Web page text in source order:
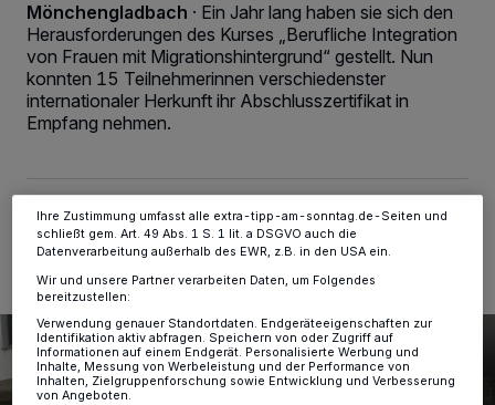
Mönchengladbach · Ein Jahr lang haben sie sich den
Herausforderungen des Kurses „Berufliche Integration
von Frauen mit Migrationshintergrund“ gestellt. Nun
konnten 15 Teilnehmerinnen verschiedenster
internationaler Herkunft ihr Abschlusszertifikat in
Empfang nehmen.
02.10.2024 , 10:26 Uhr 2 Minuten Lesezeit
personenbezogene Daten wie Browserdaten oder eindeutige
Kennungen auf Ihrem Gerät zu. Durch Auswahl von OK aktivieren Sie
Tracking-Technologien für die unter „Wir und unsere Partner
verarbeiten Daten, um Ihnen Dienste bereitzustellen“ aufgeführten
Zwecke. Wenn Tracker deaktiviert sind, sind manche Inhalte und
Anzeigen möglicherweise nicht mehr so relevant für Sie. Sie können
dieses Menü jederzeit wieder aufrufen, um Ihre Einstellungen zu
ändern oder Ihre Einwilligung zu widerrufen, indem Sie auf den Link
Ihre Zustimmung umfasst alle extra-tipp-am-sonntag.de-Seiten und
schließt gem. Art. 49 Abs. 1 S. 1 lit. a DSGVO auch die
Datenverarbeitung außerhalb des EWR, z.B. in den USA ein.
Wir und unsere Partner verarbeiten Daten, um Folgendes
bereitzustellen:
Verwendung genauer Standortdaten. Endgeräteeigenschaften zur
Identifikation aktiv abfragen. Speichern von oder Zugriff auf
Informationen auf einem Endgerät. Personalisierte Werbung und
Inhalte, Messung von Werbeleistung und der Performance von
Inhalten, Zielgruppenforschung sowie Entwicklung und Verbesserung
von Angeboten.